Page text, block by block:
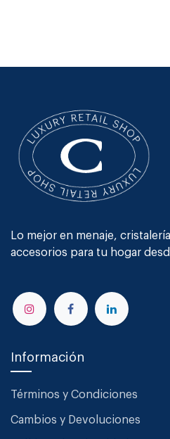
Lo mejor en menaje,
accesorios para tu hogar
Información
Términos y Condiciones
Cambios y Devoluciones